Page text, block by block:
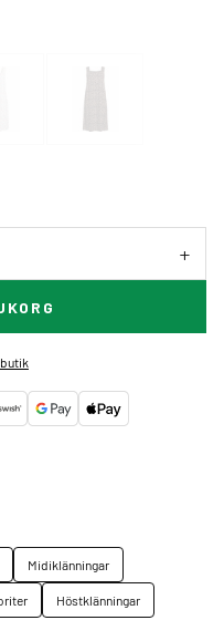
Midiklänningar
Höstklänningar